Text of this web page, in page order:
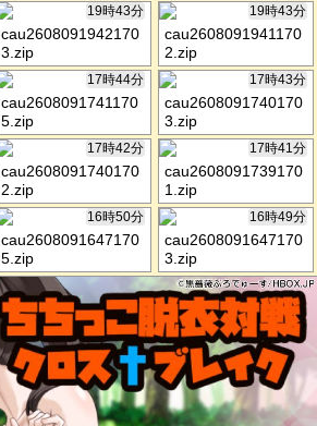
19時43分
cau2608091942170
3.zip
19時43分
cau2608091941170
2.zip
17時44分
cau2608091741170
5.zip
17時43分
cau2608091740170
3.zip
17時42分
cau2608091740170
2.zip
17時41分
cau2608091739170
1.zip
16時50分
cau2608091647170
5.zip
16時49分
cau2608091647170
3.zip